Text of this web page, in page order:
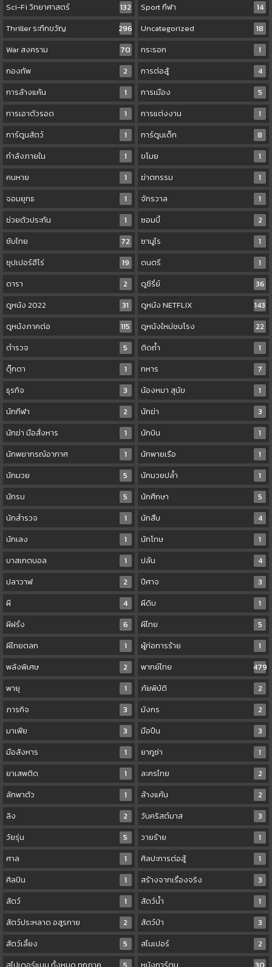
Sci-Fi วิทยาศาสตร์
132 Sport กีฬา
14
Thriller ระทึกขวัญ
296 Uncategorized
18
War สงคราม
70 กระรอก
1
กองทัพ
2 การต่อสู้
4
การล้างแค้น
1 การเมือง
5
การเอาตัวรอด
1 การแต่งงาน
1
การ์ตูนสัตว์
1 การ์ตูนเด็ก
8
กำลังภายใน
1 ขโมย
1
คนหาย
1 ฆ่าตกรรม
1
จอมยุทธ
1 จักรวาล
1
ช่วยตัวประกัน
1 ซอมบี้
2
ซับไทย
72 ซามูไร
1
ซุปเปอร์ฮีโร่
19 ดนตรี
1
ดารา
2 ดูซีรี่ย์
36
ดูหนัง 2022
31 ดูหนัง NETFLIX
143
ดูหนังภาคต่อ
115 ดูหนังใหม่ชนโรง
22
ตำรวจ
5 ติดถ้ำ
1
ตุ๊กตา
1 ทหาร
7
ธุรกิจ
3 น้องหมา สุนัข
1
นักกีฬา
2 นักฆ่า
3
นักฆ่า มือสั่งหาร
1 นักบิน
1
นักพยากรณ์อากาศ
1 นักพายเรือ
1
นักมวย
5 นักมวยปล้ำ
1
นักรบ
5 นักศึกษา
5
นักสำรวจ
1 นักสืบ
4
นักเลง
1 นักโทษ
1
บาสเกตบอล
1 ปล้น
4
ปลาวาฬ
2 ปีศาจ
3
ผี
4 ผีดิบ
1
ผีฝรั่ง
6 ผีไทย
5
ผีไทยตลก
1 ผู้ก่อการร้าย
1
พลังพิเศษ
2 พากย์ไทย
479
พายุ
1 ภัยพิบัติ
2
ภารกิจ
3 มังกร
2
มาเฟีย
3 มือปืน
3
มือสังหาร
1 ยากูซ่า
1
ยาเสพติด
1 ละครไทย
2
ลักพาตัว
1 ล้างแค้น
2
ลิง
2 วันคริสต์มาส
3
วัยรุ่น
5 วายร้าย
1
ศาล
1 ศิลปะการต่อสู้
1
ศิลปิน
1 สร้างจากเรื่องจริง
3
สัตว์
1 สัตว์น้ำ
1
สัตว์ประหลาด อสูรกาย
2 สัตว์ป่า
3
สัตว์เลี้ยง
5 สไนเปอร์
2